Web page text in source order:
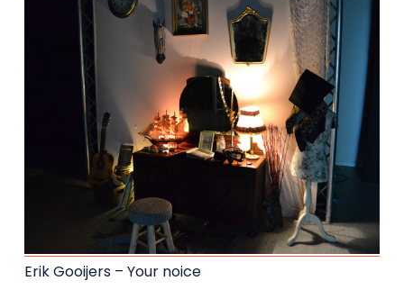
Erik Gooijers – Your noice